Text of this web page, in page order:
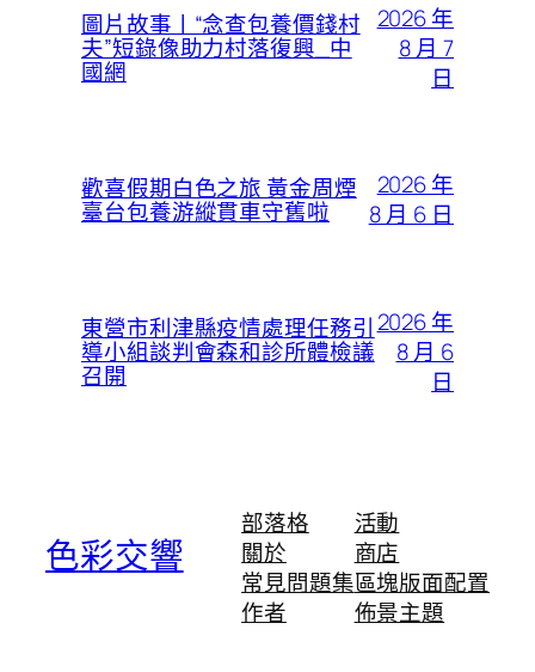
圖片故事丨“念查包養價錢村
夫”短錄像助力村落復興_中
國網
2026 年
8 月 7
日
歡喜假期白色之旅 黃金周煙
臺台包養游縱貫車守舊啦
2026 年
8 月 6 日
東營市利津縣疫情處理任務引
導小組談判會森和診所體檢議
召開
2026 年
8 月 6
日
色彩交響
部落格
關於
常見問題集
作者
活動
商店
區塊版面配置
佈景主題